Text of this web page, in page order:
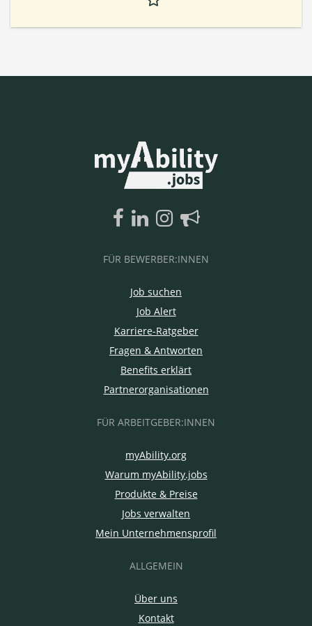
FÜR BEWERBER:INNEN
Job suchen
Job Alert
Karriere-Ratgeber
Fragen & Antworten
Benefits erklärt
Partnerorganisationen
FÜR ARBEITGEBER:INNEN
myAbility.org
Warum myAbility.jobs
Produkte & Preise
Jobs verwalten
Mein Unternehmensprofil
ALLGEMEIN
Über uns
Kontakt